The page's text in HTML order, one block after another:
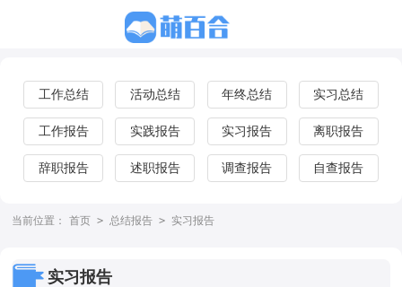
工作总结 活动总结 年终总结 实习总结
工作报告 实践报告 实习报告 离职报告
辞职报告 述职报告 调查报告 自查报告
当前位置： 首页 > 总结报告 > 实习报告
实习报告